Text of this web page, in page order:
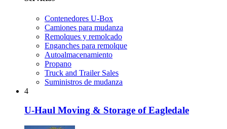
Contenedores U-Box
Camiones para mudanza
Remolques y remolcado
Enganches para remolque
Autoalmacenamiento
Propano
Truck and Trailer Sales
Suministros de mudanza
4
U-Haul Moving & Storage of Eagledale